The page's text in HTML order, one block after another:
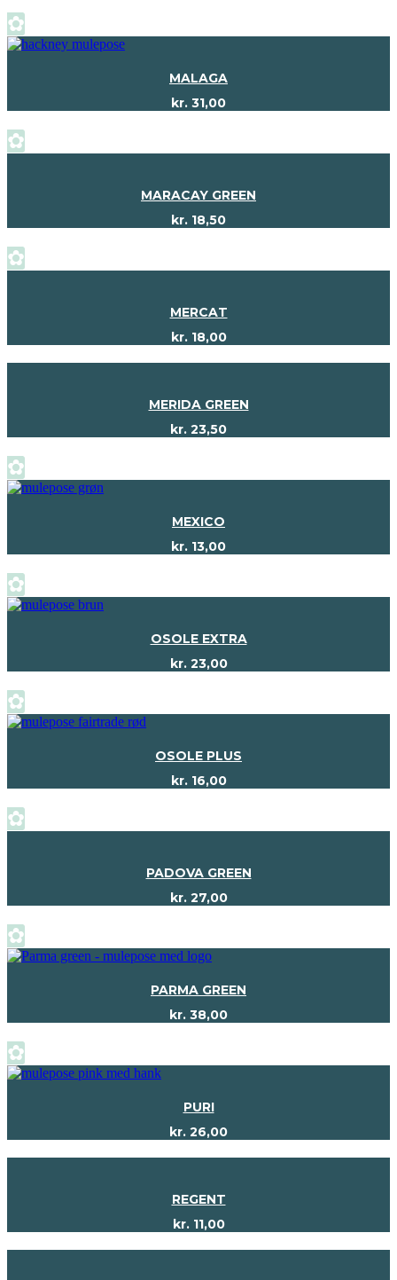
✿
MALAGA
kr. 31,00
✿
MARACAY GREEN
kr. 18,50
✿
MERCAT
kr.18,00
MERIDA GREEN
kr. 23,50
✿
MEXICO
kr. 13,00
✿
OSOLE EXTRA
kr.23,00
✿
OSOLE PLUS
kr.16,00
✿
PADOVA GREEN
kr.27,00
✿
PARMA GREEN
kr. 38,00
✿
PURI
kr. 26,00
REGENT
kr.11,00